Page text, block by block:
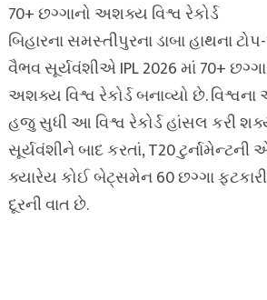
70+ છગ્ગાનો અશક્ય વિશ્વ રેકોર્ડ
બિહારના સમસ્તીપુરના ડાબા હાથના
વૈભવ સૂર્યવંશીએ IPL 2026 માં 70+ છગ્ગા
અશક્ય વિશ્વ રેકોર્ડ બનાવ્યો છે.
હજુ સુધી આ વિશ્વ રેકોર્ડ હાંસલ કરી
સૂર્યવંશીને બાદ કરતાં, T20
ક્યારેય કોઈ બેટ્સમેન 60 છગ્ગા
દૂરની વાત છે.